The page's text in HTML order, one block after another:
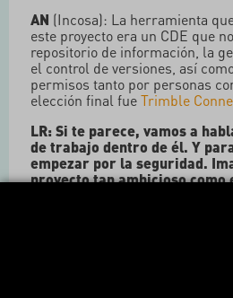
AN (Incosa): La herramienta
este proyecto era un CDE que
repositorio de información, la
el control de versiones, así
permisos tanto por personas
elección final fueTrimble
LR: Si te parece, vamos a
de trabajo dentro de él. Y
empezar por la seguridad.
proyecto tan ambicioso como